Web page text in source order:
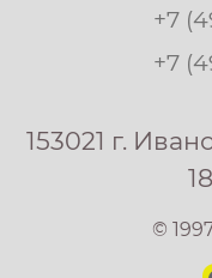
+7
+7
153021 г.
©